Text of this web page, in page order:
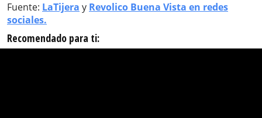
Fuente: LaTijera y Revolico Buena Vista en redes
sociales.
Recomendado para ti: